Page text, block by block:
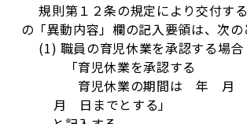
規則第１２条の規定により交付す
の「異動内容」欄の記入要領は、次の
(1) 職員の育児休業を承認する場合
「育児休業を承認する
育児休業の期間は 年 月
月 日までとする」